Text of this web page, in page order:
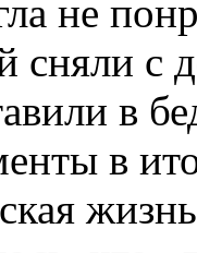
не
сняли с
в
в